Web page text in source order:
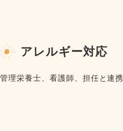
アレルギー対応
管理栄養士、看護師、担任と連